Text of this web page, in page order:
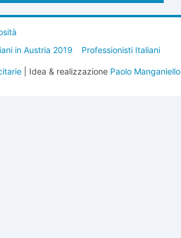
in Austria 2019 Professionisti Italiani
| Idea & realizzazione Paolo Manganiello